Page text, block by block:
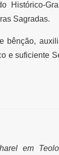
Histórico-
Sagradas.
bênção,
e suficiente
em